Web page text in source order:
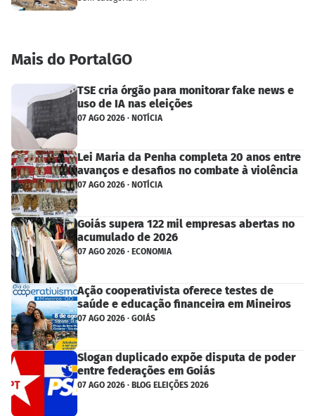
Mais do PortalGO
TSE cria órgão para monitorar fake news e
uso de IA nas eleições
07 AGO 2026 · NOTÍCIA
Lei Maria da Penha completa 20 anos entre
avanços e desafios no combate à violência
07 AGO 2026 · NOTÍCIA
Goiás supera 122 mil empresas abertas no
acumulado de 2026
07 AGO 2026 · ECONOMIA
Ação cooperativista oferece testes de
saúde e educação financeira em Mineiros
07 AGO 2026 · GOIÁS
Slogan duplicado expõe disputa de poder
entre federações em Goiás
07 AGO 2026 · BLOG ELEIÇÕES 2026